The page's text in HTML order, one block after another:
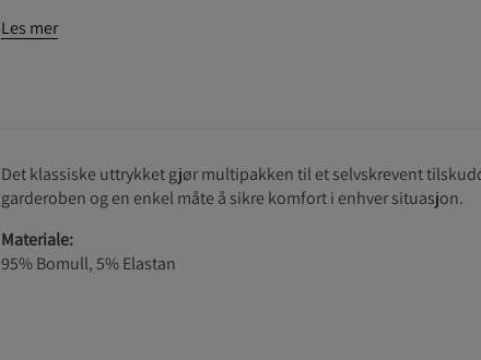
Les mer
Det klassiske uttrykket gjør multipakken til et selvskrevent
garderoben og en enkel måte å sikre komfort i enhver situasjon.
Materiale:
95% Bomull, 5% Elastan